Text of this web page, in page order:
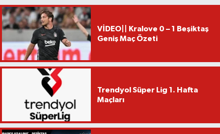
VİDEO|| Kralove 0 – 1 Beşiktaş
Geniş Maç Özeti
Trendyol Süper Lig 1. Hafta
Maçları